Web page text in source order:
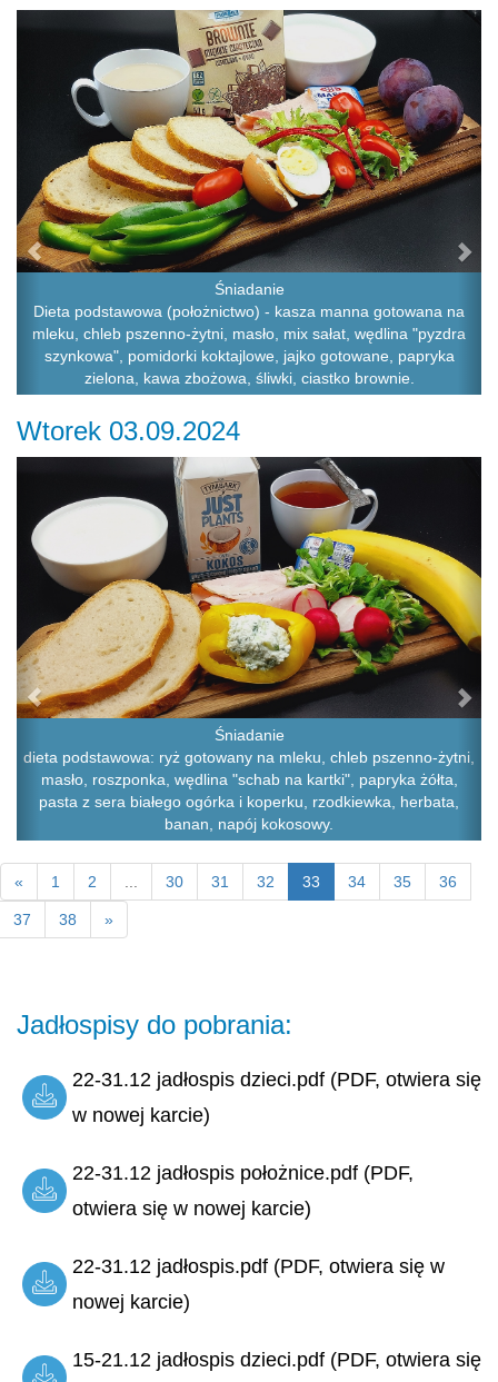
Śniadanie
Dieta podstawowa (położnictwo) - kasza manna gotowana na
mleku, chleb pszenno-żytni, masło, mix sałat, wędlina "pyzdra
szynkowa", pomidorki koktajlowe, jajko gotowane, papryka
zielona, kawa zbożowa, śliwki, ciastko brownie.
Previous
Wtorek 03.09.2024
Śniadanie
dieta podstawowa: ryż gotowany na mleku, chleb pszenno-żytni,
masło, roszponka, wędlina "schab na kartki", papryka żółta,
pasta z sera białego ogórka i koperku, rzodkiewka, herbata,
banan, napój kokosowy.
« 1 2 30 31 32 33 34 35 36
37 38 »
Jadłospisy do pobrania:
22-31.12 jadłospis dzieci.pdf (PDF, otwiera się
w nowej karcie)
22-31.12 jadłospis położnice.pdf (PDF,
otwiera się w nowej karcie)
22-31.12 jadłospis.pdf (PDF, otwiera się w
nowej karcie)
15-21.12 jadłospis dzieci.pdf (PDF, otwiera się